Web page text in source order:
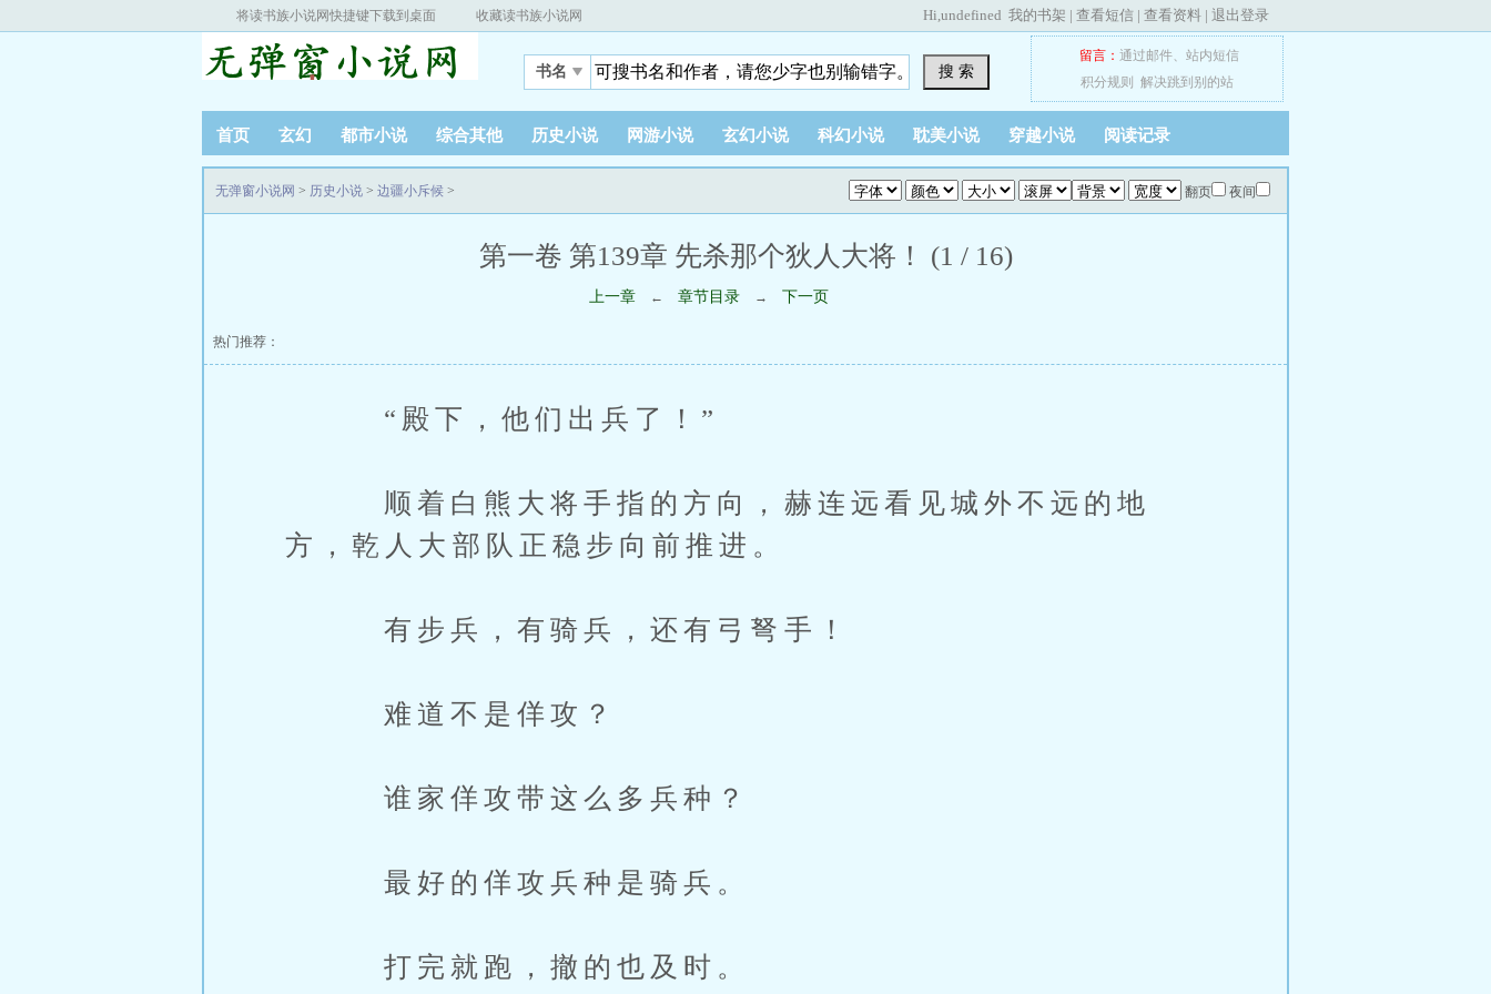
将读书族小说网快捷键下载到桌面 收藏读书族小说网 Hi,undefined 我的书架 | 查看短信 | 查看资料 | 退出登录
书名 搜 索
留言： 通过邮件、 站内短信
积分规则
解决跳到别的站
首页 玄幻 都市小说 综合其他 历史小说 网游小说 玄幻小说 科幻小说 耽美小说 穿越小说 阅读记录
翻页 夜间
无弹窗小说网 > 历史小说 > 边疆小斥候 >
第一卷 第139章 先杀那个狄人大将！ (1 / 16)
上一章 ← 章节目录 → 下一页
热门推荐：
“殿下，他们出兵了！”
顺着白熊大将手指的方向，赫连远看见城外不远的地
方，乾人大部队正稳步向前推进。
有步兵，有骑兵，还有弓弩手！
难道不是佯攻？
谁家佯攻带这么多兵种？
最好的佯攻兵种是骑兵。
打完就跑，撤的也及时。